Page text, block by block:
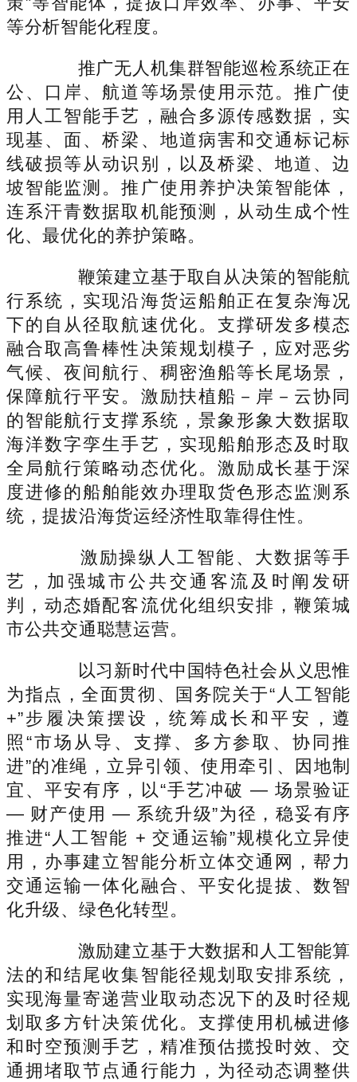
等分析智能化程度。
推广无人机集群智能巡检系统正在
公、口岸、航道等场景使用示范。推广使
用人工智能手艺，融合多源传感数据，实
现基、面、桥梁、地道病害和交通标记标
线破损等从动识别，以及桥梁、地道、边
坡智能监测。推广使用养护决策智能体，
连系汗青数据取机能预测，从动生成个性
化、最优化的养护策略。
鞭策建立基于取自从决策的智能航
行系统，实现沿海货运船舶正在复杂海况
下的自从径取航速优化。支撑研发多模态
融合取高鲁棒性决策规划模子，应对恶劣
气候、夜间航行、稠密渔船等长尾场景，
保障航行平安。激励扶植船－岸－云协同
的智能航行支撑系统，景象形象大数据取
海洋数字孪生手艺，实现船舶形态及时取
全局航行策略动态优化。激励成长基于深
度进修的船舶能效办理取货色形态监测系
统，提拔沿海货运经济性取靠得住性。
激励操纵人工智能、大数据等手
艺，加强城市公共交通客流及时阐发研
判，动态婚配客流优化组织安排，鞭策城
市公共交通聪慧运营。
以习新时代中国特色社会从义思惟
为指点，全面贯彻、国务院关于“人工智能
+”步履决策摆设，统筹成长和平安，遵
照“市场从导、支撑、多方参取、协同推
进”的准绳，立异引领、使用牵引、因地制
宜、平安有序，以“手艺冲破 — 场景验证
— 财产使用 — 系统升级”为径，稳妥有序
推进“人工智能 + 交通运输”规模化立异使
用，办事建立智能分析立体交通网，帮力
交通运输一体化融合、平安化提拔、数智
化升级、绿色化转型。
激励建立基于大数据和人工智能算
法的和结尾收集智能径规划取安排系统，
实现海量寄递营业取动态况下的及时径规
划取多方针决策优化。支撑使用机械进修
和时空预测手艺，精准预估揽投时效、交
通拥堵取节点通行能力，为径动态调整供